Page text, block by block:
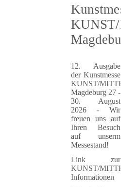
Kunstmesse
KUNST/
Magdeburg
12. Ausgabe
der Kunstmesse
KUNST/MITTE
Magdeburg 27 -
30. August
2026 - Wir
freuen uns auf
Ihren Besuch
auf unserm
Messestand!
Link zur
KUNST/MITTE
Informationen